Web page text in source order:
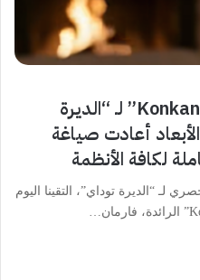
المدير التنفيذي لـ “Konkani Kurdi” لـ “الديرة
أعادت صياغة
لكافة الأنظمة
“الديرة توداي”، التقينا اليوم